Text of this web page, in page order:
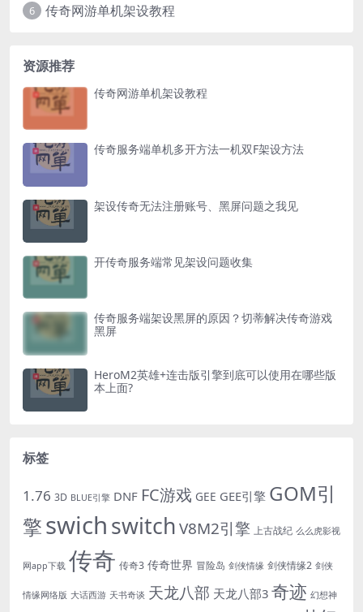
6 传奇网游单机架设教程
资源推荐
传奇网游单机架设教程
传奇服务端单机多开方法一机双F架设方法
架设传奇无法注册账号、黑屏问题之我见
开传奇服务端常见架设问题收集
传奇服务端架设黑屏的原因？切蒂解决传奇游戏
黑屏
HeroM2英雄+连击版引擎到底可以使用在哪些版
本上面?
标签
1.76 3D BLUE引擎 DNF FC游戏 GEE GEE引擎 GOM引
擎swichswitchV8M2引擎 上古战纪 么么虎影视
网app下载 传奇 传奇3 传奇世界 冒险岛 剑侠情缘 剑侠情缘2 剑侠
情缘网络版 大话西游 天书奇谈 天龙八部 天龙八部3 奇迹 幻想神